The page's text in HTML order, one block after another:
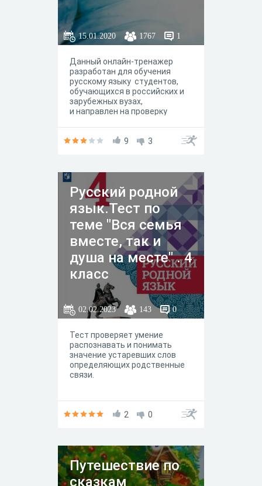
15.01.2020 1767 1
Данный онлайн-тренажер
разработан для обучения
русскому языку студентов,
обучающихся в российских и
зарубежных вузах,
и направлен на проверку
формирование у студентов
компетенций, навыков
самоконтроля и самооценки
9 3
Русский родной
язык.Тест по
теме "Вся семья
вместе, так и
душа на месте" . 4
класс
02.02.2023 143 0
Тест проверяет умение
распознавать и понимать
значение устаревших слов
определяющих родственные
связи.
2 0
Путешествие по
сказкам